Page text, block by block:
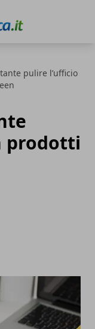
pulire l’ufficio
prodotti